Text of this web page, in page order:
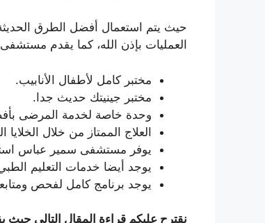
حيث يتم استعمال أفضل الطرق
العمليات بإذن الله، كما يقدم
مختبر كامل لأطفال الأنابيب.
مختبر جينيتك حديث جدا.
وحدة خاصة لخدمة المرضى
العلاج الممتاز من خلال الخلايا
يوفر مستشفى سمير عباس
يوجد أيضا خدمات التعليم
يوجد برنامج كامل لفحص
نقترح عليكم قراءة المقال التالي حيث